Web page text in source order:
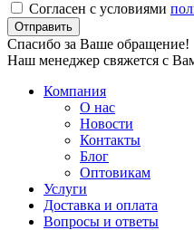
Согласен с условиями
Отправить
Спасибо за Ваше обращение!
Наш менеджер свяжется с
Компания
О нас
Новости
Контакты
Блог
Оптовикам
Услуги
Доставка и оплата
Вопросы и ответы